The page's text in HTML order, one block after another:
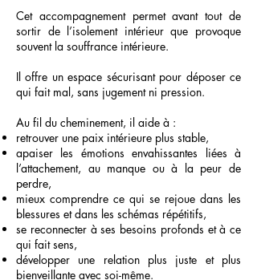
Cet accompagnement permet avant tout de
sortir de l’isolement intérieur que provoque
souvent la souffrance intérieure.
Il offre un espace sécurisant pour déposer ce
qui fait mal, sans jugement ni pression.
Au fil du cheminement, il aide à :
retrouver une paix intérieure plus stable,
apaiser les émotions envahissantes liées à
l’attachement, au manque ou à la peur de
perdre,
mieux comprendre ce qui se rejoue dans les
blessures et dans les schémas répétitifs,
se reconnecter à ses besoins profonds et à ce
qui fait sens,
développer une relation plus juste et plus
bienveillante avec soi-même.